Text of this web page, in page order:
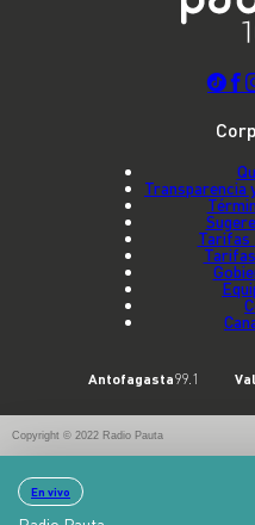
En vivo
Transparencia
Tarifas
Antofagasta99.1
Copyright © 2022 Radio Pauta